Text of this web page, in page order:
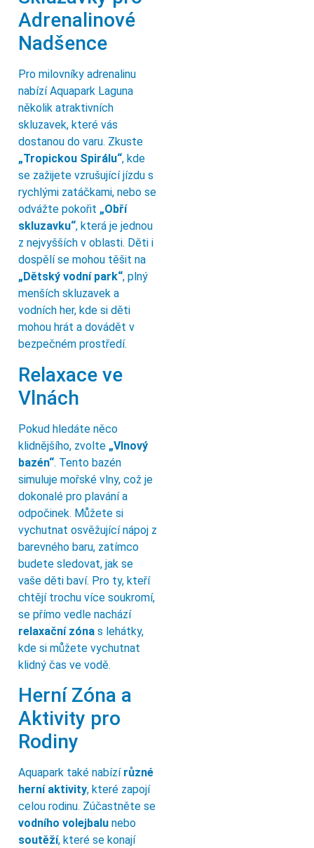
Adrenalinové
Nadšence
Pro milovníky adrenalinu
nabízí Aquapark Laguna
několik atraktivních
skluzavek, které vás
dostanou do varu. Zkuste
„Tropickou Spirálu“, kde
se zažijete vzrušující jízdu s
rychlými zatáčkami, nebo se
odvážte pokořit „Obří
skluzavku“, která je jednou
z nejvyšších v oblasti. Děti i
dospělí se mohou těšit na
„Dětský vodní park“, plný
menších skluzavek a
vodních her, kde si děti
mohou hrát a dovádět v
bezpečném prostředí.
Relaxace ve
Vlnách
Pokud hledáte něco
klidnějšího, zvolte „Vlnový
bazén“. Tento bazén
simuluje mořské vlny, což je
dokonalé pro plavání a
odpočinek. Můžete si
vychutnat osvěžující nápoj z
barevného baru, zatímco
budete sledovat, jak se
vaše děti baví. Pro ty, kteří
chtějí trochu více soukromí,
se přímo vedle nachází
relaxační zóna s lehátky,
kde si můžete vychutnat
klidný čas ve vodě.
Herní Zóna a
Aktivity pro
Rodiny
Aquapark také nabízí různé
herní aktivity, které zapojí
celou rodinu. Zúčastněte se
vodního volejbalu nebo
soutěží, které se konají